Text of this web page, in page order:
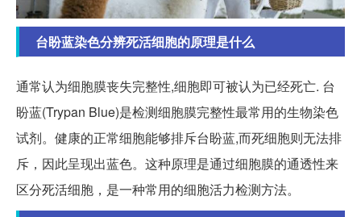
台盼蓝染色分辨死活细胞的原理是什么
通常认为细胞膜丧失完整性,细胞即可被认为已经死亡. 台
盼蓝(Trypan Blue)是检测细胞膜完整性最常用的生物染色
试剂。健康的正常细胞能够排斥台盼蓝,而死细胞则无法排
斥，因此呈现出蓝色。这种原理是通过细胞膜的通透性来
区分死活细胞，是一种常用的细胞活力检测方法。